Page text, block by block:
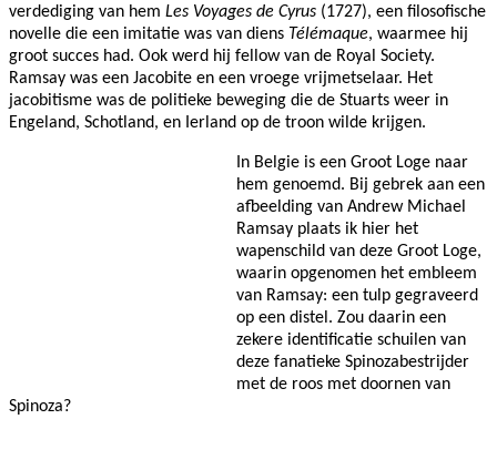
verdediging van hem Les Voyages de Cyrus (1727), een filosofische
novelle die een imitatie was van diens Télémaque, waarmee hij
groot succes had. Ook werd hij fellow van de Royal Society.
Ramsay was een Jacobite en een vroege vrijmetselaar. Het
jacobitisme was de politieke beweging die de Stuarts weer in
Engeland, Schotland, en Ierland op de troon wilde krijgen.
In Belgie is een Groot Loge naar
hem genoemd. Bij gebrek aan een
afbeelding van Andrew Michael
Ramsay plaats ik hier het
wapenschild van deze Groot Loge,
waarin opgenomen het embleem
van Ramsay: een tulp gegraveerd
op een distel. Zou daarin een
zekere identificatie schuilen van
deze fanatieke Spinozabestrijder
met de roos met doornen van
Spinoza?